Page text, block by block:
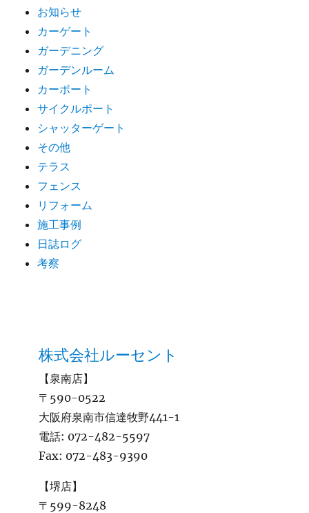
お知らせ
カーゲート
ガーデニング
ガーデンルーム
カーポート
サイクルポート
シャッターゲート
その他
テラス
フェンス
リフォーム
施工事例
日誌ログ
考察
株式会社ルーセント
【泉南店】
〒590-0522
大阪府泉南市信達牧野441-1
電話: 072-482-5597
Fax: 072-483-9390
【堺店】
〒599-8248